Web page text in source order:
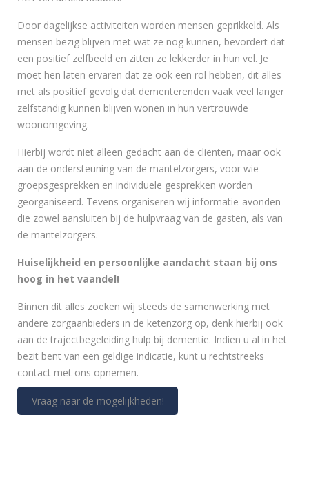
Door dagelijkse activiteiten worden mensen geprikkeld. Als
mensen bezig blijven met wat ze nog kunnen, bevordert dat
een positief zelfbeeld en zitten ze lekkerder in hun vel. Je
moet hen laten ervaren dat ze ook een rol hebben, dit alles
met als positief gevolg dat dementerenden vaak veel langer
zelfstandig kunnen blijven wonen in hun vertrouwde
woonomgeving.
Hierbij wordt niet alleen gedacht aan de cliënten, maar ook
aan de ondersteuning van de mantelzorgers, voor wie
groepsgesprekken en individuele gesprekken worden
georganiseerd. Tevens organiseren wij informatie-avonden
die zowel aansluiten bij de hulpvraag van de gasten, als van
de mantelzorgers.
Huiselijkheid en persoonlijke aandacht staan bij ons
hoog in het vaandel!
Binnen dit alles zoeken wij steeds de samenwerking met
andere zorgaanbieders in de ketenzorg op, denk hierbij ook
aan de trajectbegeleiding hulp bij dementie. Indien u al in het
bezit bent van een geldige indicatie, kunt u rechtstreeks
contact met ons opnemen.
Vraag naar de mogelijkheden!